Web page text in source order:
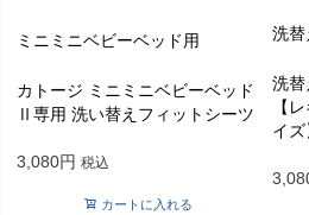
ミニミニベビーベッド用
カトージ ミニミニベビーベッド
Ⅱ専用 洗い替えフィットシーツ
3,080 税込
カートに入れる
洗替
洗替
【
イズ